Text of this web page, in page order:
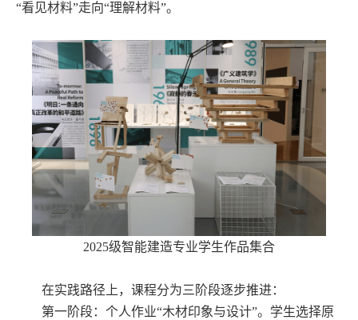
“看见材料”走向“理解材料”。
2025级智能建造专业学生作品集合
在实践路径上，课程分为三阶段逐步推进：
第一阶段：个人作业“木材印象与设计”。学生选择原